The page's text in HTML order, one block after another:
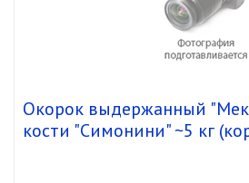
Окорок выдержанный
кости "Симонини" ~5 кг